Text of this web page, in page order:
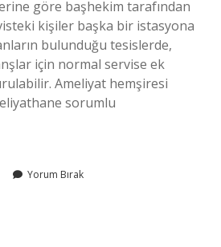
göre başhekim tarafından
kişiler başka bir istasyona
bulunduğu tesislerde,
için normal servise ek
Ameliyat hemşiresi
sorumlu
Yorum Bırak